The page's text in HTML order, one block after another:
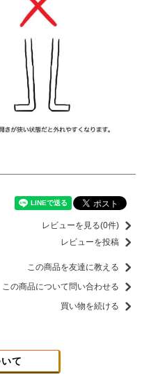
レビューを見る(0件)
レビューを投稿
この商品を友達に教える
この商品について問い合わせる
買い物を続ける
て